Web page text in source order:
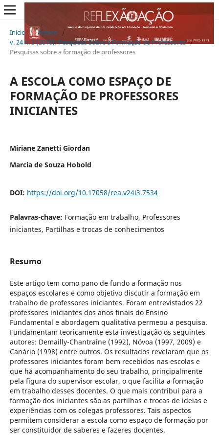
Início / Acervo
/
v. 24 n. 3 (2016): Pesquisas Sobre a Formação de Professores /
Pesquisas sobre a formação de professores
A ESCOLA COMO ESPAÇO DE
FORMAÇÃO DE PROFESSORES
INICIANTES
Miriane Zanetti Giordan
Marcia de Souza Hobold
DOI: https://doi.org/10.17058/rea.v24i3.7534
Palavras-chave: Formação em trabalho, Professores
iniciantes, Partilhas e trocas de conhecimentos
Resumo
Este artigo tem como pano de fundo a formação nos
espaços escolares e como objetivo discutir a formação em
trabalho de professores iniciantes. Foram entrevistados 22
professores iniciantes dos anos finais do Ensino
Fundamental e abordagem qualitativa permeou a pesquisa.
Fundamentam teoricamente esta investigação os seguintes
autores: Demailly-Chantraine (1992), Nóvoa (1997, 2009) e
Canário (1998) entre outros. Os resultados revelaram que os
professores iniciantes foram bem recebidos nas escolas e
que há acompanhamento do seu trabalho, principalmente
pela figura do supervisor escolar, o que facilita a formação
em trabalho desses docentes. O que mais contribui para a
formação dos iniciantes são as partilhas e trocas de ideias e
experiências com os colegas professores. Tais aspectos
permitem considerar a escola como espaço de formação por
ser constituidor de saberes e fazeres docentes.